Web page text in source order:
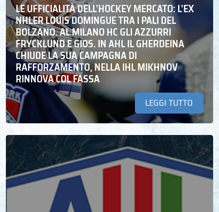
LE UFFICIALITÀ DELL’HOCKEY MERCATO: L’EX
NHLER LOUIS DOMINGUE TRA I PALI DEL
BOLZANO. AL MILANO HC GLI AZZURRI
FRYCKLUND E GIOS. IN AHL IL GHERDEINA
CHIUDE LA SUA CAMPAGNA DI
RAFFORZAMENTO, NELLA IHL MIKHNOV
RINNOVA COL FASSA
LEGGI TUTTO